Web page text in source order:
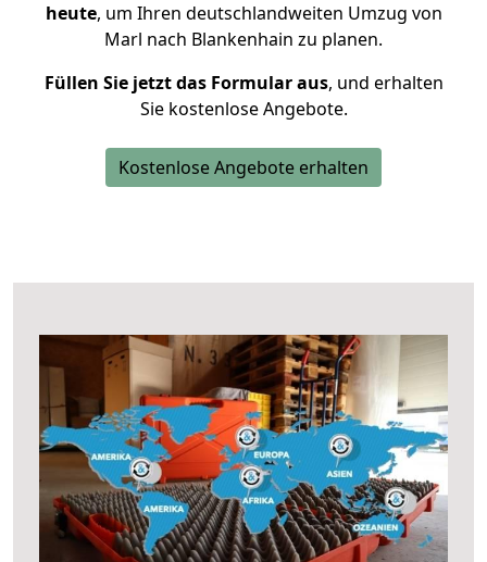
heute, um Ihren deutschlandweiten Umzug von
Marl nach Blankenhain zu planen.
Füllen Sie jetzt das Formular aus, und erhalten
Sie kostenlose Angebote.
Kostenlose Angebote erhalten